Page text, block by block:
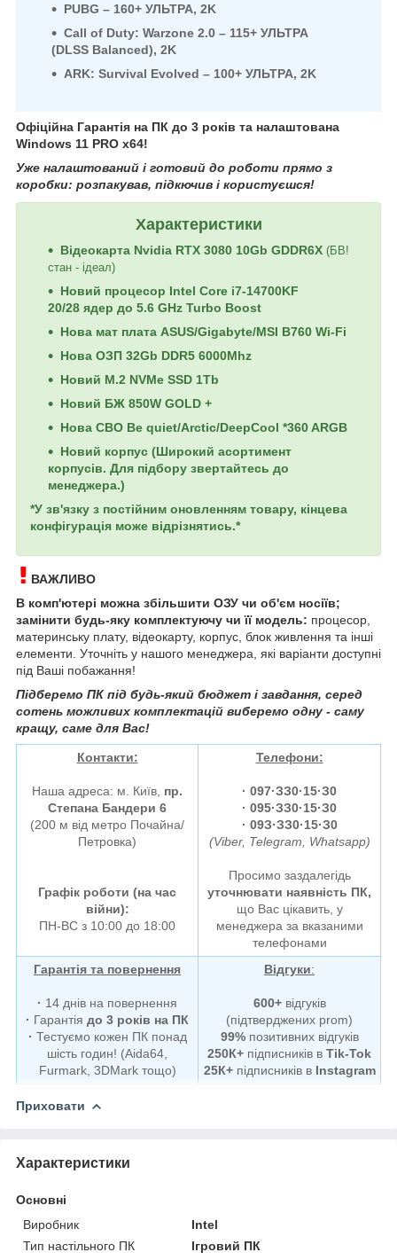
PUBG – 160+ УЛЬТРА, 2K
Call of Duty: Warzone 2.0 – 115+ УЛЬТРА
(DLSS Balanced), 2K
ARK: Survival Evolved – 100+ УЛЬТРА, 2K
Офіційна Гарантія на ПК до 3 років та налаштована
Windows 11 PRO x64!
Уже налаштований і готовий до роботи прямо з
коробки: розпакував, підкючив і користуєшся!
Характеристики
Відеокарта Nvidia RTX 3080 10Gb GDDR6X (БВ!
стан - ідеал)
Новий процесор Intel Core i7-14700KF
20/28 ядер до 5.6 GHz Turbo Boost
Нова мат плата ASUS/Gigabyte/MSI B760 Wi-Fi
Нова ОЗП 32Gb DDR5 6000Mhz
Новий M.2 NVMe SSD 1Tb
Новий БЖ 850W GOLD +
Нова СВО Be quiet/Arctic/DeepCool *360 ARGB
Новий корпус (Широкий асортимент
корпусів. Для підбору звертайтесь до
менеджера.)
*У зв'язку з постійним оновленням товару, кінцева
конфігурація може відрізнятись.*
ВАЖЛИВО
В комп'ютері можна збільшити ОЗУ чи об'єм носіїв;
замінити будь-яку комплектуючу чи її модель: процесор,
материнську плату, відеокарту, корпус, блок живлення та інші
елементи. Уточніть у нашого менеджера, які варіанти доступні
під Ваші побажання!
Підберемо ПК під будь-який бюджет і завдання, серед
сотень можливих комплектацій виберемо одну - саму
кращу, саме для Вас!
Контакти:
Наша адреса: м. Київ, пр.
Степана Бандери 6
(200 м від метро Почайна/
Петровка)
Графік роботи (на час
війни):
ПН-ВС з 10:00 до 18:00
Телефони:
· 097·ЗЗ0·15·З0
· 095·ЗЗ0·15·З0
· 09З·ЗЗ0·15·З0
(Viber, Telegram, Whatsapp)
Просимо заздалегідь
уточнювати наявність ПК,
що Вас цікавить, у
менеджера за вказаними
телефонами
Гарантія та повернення
· 14 днів на повернення
· Гарантія до 3 років на ПК
· Тестуємо кожен ПК понад
шість годин! (Aida64,
Furmark, 3DMark тощо)
Відгуки:
600+ відгуків
(підтверджених prom)
99% позитивних відгуків
250К+ підписників в Tik-Tok
25К+ підписників в Instagram
Приховати
Характеристики
Основні
Виробник
Intel
Тип настільного ПК
Ігровий ПК